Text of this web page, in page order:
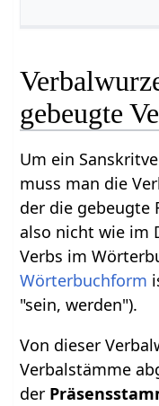
gebeugte
Um ein
muss man die
der die gebeugte
also nicht wie im
Verbs im
Wörterbuchform
"sein, werden").
Von dieser
Verbalstämme
der